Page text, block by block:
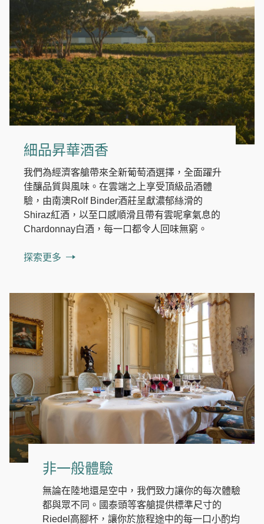
細品昇華酒香
我們為經濟客艙帶來全新葡萄酒選擇，全面躍升
佳釀品質與風味。在雲端之上享受頂級品酒體
驗，由南澳Rolf Binder酒莊呈獻濃郁絲滑的
Shiraz紅酒，以至口感順滑且帶有雲呢拿氣息的
Chardonnay白酒，每一口都令人回味無窮。
探索更多
非一般體驗
無論在陸地還是空中，我們致力讓你的每次體驗
都與眾不同。國泰頭等客艙提供標準尺寸的
Riedel高腳杯，讓你於旅程途中的每一口小酌均